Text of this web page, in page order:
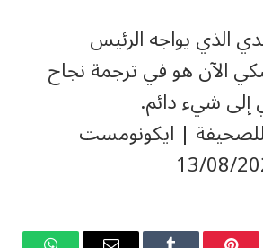
الذي يواجه الرئيس
الآن هو في ترجمة نجاح
إلى شيء دائم.
| ايكونومست